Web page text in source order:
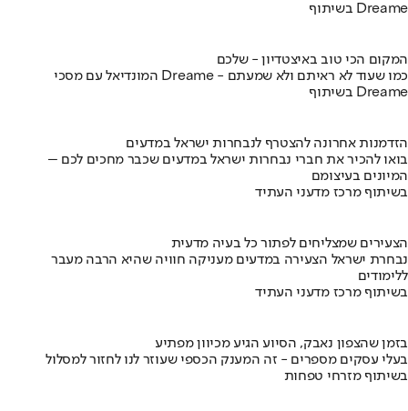
בשיתוף Dreame
המקום הכי טוב באיצטדיון - שלכם
המונדיאל עם מסכי Dreame - כמו שעוד לא ראיתם ולא שמעתם
בשיתוף Dreame
הזדמנות אחרונה להצטרף לנבחרות ישראל במדעים
בואו להכיר את חברי נבחרות ישראל במדעים שכבר מחכים לכם –
המיונים בעיצומם
בשיתוף מרכז מדעני העתיד
הצעירים שמצליחים לפתור כל בעיה מדעית
נבחרת ישראל הצעירה במדעים מעניקה חוויה שהיא הרבה מעבר
ללימודים
בשיתוף מרכז מדעני העתיד
בזמן שהצפון נאבק, הסיוע הגיע מכיוון מפתיע
בעלי עסקים מספרים - זה המענק הכספי שעוזר לנו לחזור למסלול
בשיתוף מזרחי טפחות